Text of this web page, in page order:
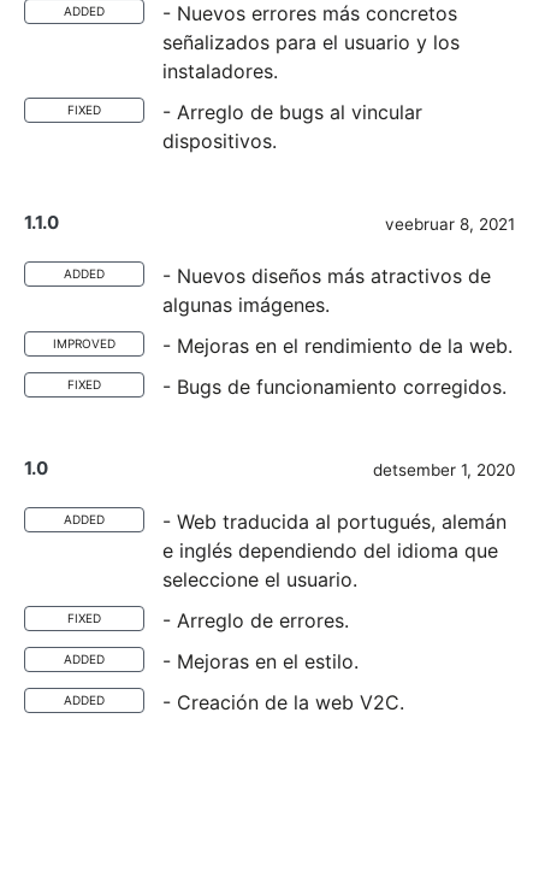
ADDED
- Nuevos errores más concretos
señalizados para el usuario y los
instaladores.
FIXED
- Arreglo de bugs al vincular
dispositivos.
1.1.0 veebruar 8, 2021
ADDED
- Nuevos diseños más atractivos de
algunas imágenes.
IMPROVED - Mejoras en el rendimiento de la web.
FIXED - Bugs de funcionamiento corregidos.
1.0 detsember 1, 2020
ADDED
- Web traducida al portugués, alemán
e inglés dependiendo del idioma que
seleccione el usuario.
FIXED - Arreglo de errores.
ADDED - Mejoras en el estilo.
ADDED - Creación de la web V2C.